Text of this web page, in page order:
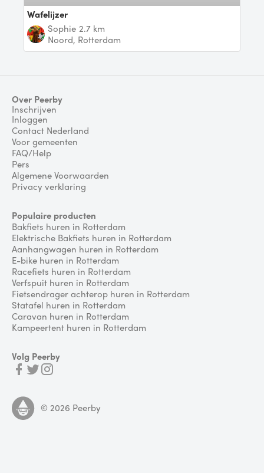
wafelijzer
Sophie 2.7 km
Noord, Rotterdam
Over Peerby
Inschrijven
Inloggen
Contact Nederland
Voor gemeenten
FAQ/Help
Pers
Algemene Voorwaarden
Privacy verklaring
Populaire producten
Bakfiets huren in Rotterdam
Elektrische Bakfiets huren in Rotterdam
Aanhangwagen huren in Rotterdam
E-bike huren in Rotterdam
Racefiets huren in Rotterdam
Verfspuit huren in Rotterdam
Fietsendrager achterop huren in Rotterdam
Statafel huren in Rotterdam
Caravan huren in Rotterdam
Kampeertent huren in Rotterdam
Volg Peerby
© 2026 Peerby